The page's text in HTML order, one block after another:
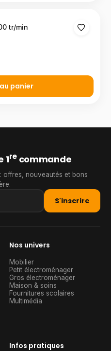
tr/min
panier
1recommande
offres, nouveautés et bons
S'inscrire
Nos univers
Mobilier
Petit électroménager
Gros électroménager
Maison & soins
Fournitures scolaires
Multimédia
Infos pratiques